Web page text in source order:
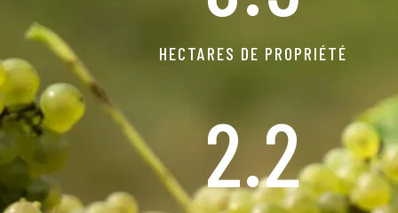
HECTARES DE PROPRIÉTÉ
2.2